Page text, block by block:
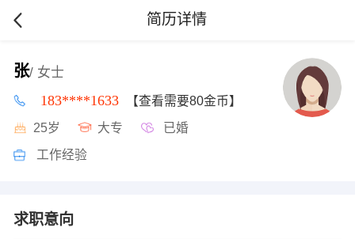
简历详情
张/ 女士
183****1633 【查看需要80金币】
25岁 大专 已婚
工作经验
求职意向